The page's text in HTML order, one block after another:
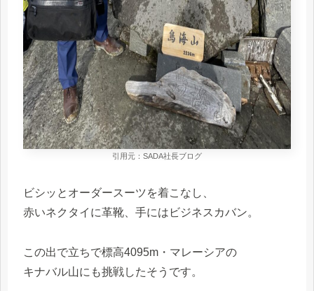
引用元：SADA社長ブログ
ビシッとオーダースーツを着こなし、
赤いネクタイに革靴、手にはビジネスカバン。
この出で立ちで標高4095m・マレーシアの
キナバル山にも挑戦したそうです。